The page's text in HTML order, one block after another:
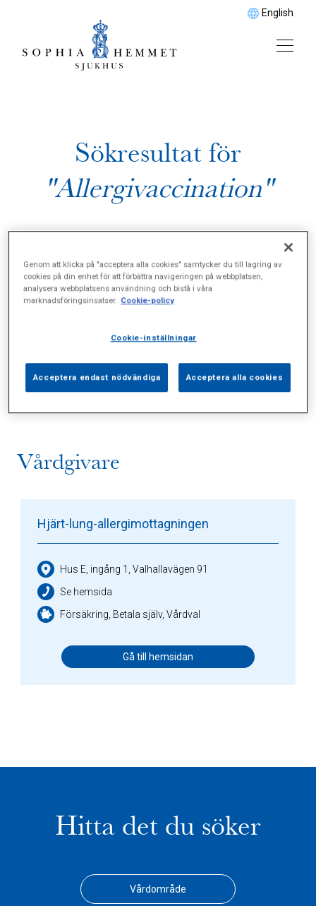
English
Sökresultat för
"Allergivaccination"
Sidor (0) Press (0) Sophianytt (0)
Vårdgivare
Hjärt-lung-allergimottagningen
Hus E, ingång 1, Valhallavägen 91
Se hemsida
Försäkring, Betala själv, Vårdval
Gå till hemsidan
Hitta det du söker
Vårdområde
Genom att klicka på "acceptera alla cookies" samtycker du till lagring av
cookies på din enhet för att förbättra navigeringen på webbplatsen,
analysera webbplatsens användning och bistå i våra
marknadsföringsinsatser. Cookie-policy
Cookie-inställningar
Acceptera endast nödvändiga Acceptera alla cookies